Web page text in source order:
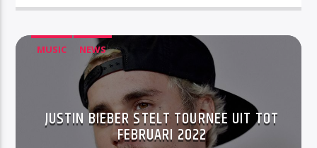
MUSIC NEWS
JUSTIN BIEBER STELT TOURNEE UIT TOT
FEBRUARI 2022